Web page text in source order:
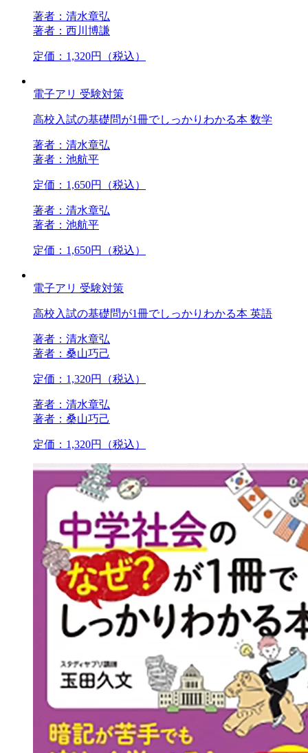
著者：清水章弘
著者：西川博謙
定価：1,320円（税込）
電子アリ 受験対策
高校入試の基礎問が1冊でしっかりわかる本 数学
著者：清水章弘
著者：池航平
定価：1,650円（税込）
著者：清水章弘
著者：池航平
定価：1,650円（税込）
電子アリ 受験対策
高校入試の基礎問が1冊でしっかりわかる本 英語
著者：清水章弘
著者：桑山巧己
定価：1,320円（税込）
著者：清水章弘
著者：桑山巧己
定価：1,320円（税込）